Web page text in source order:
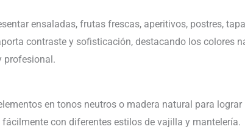
ensaladas, frutas frescas, aperitivos, postres,
contraste y sofisticación, destacando los colores
profesional.
en tonos neutros o madera natural para
con diferentes estilos de vajilla y mantelería.